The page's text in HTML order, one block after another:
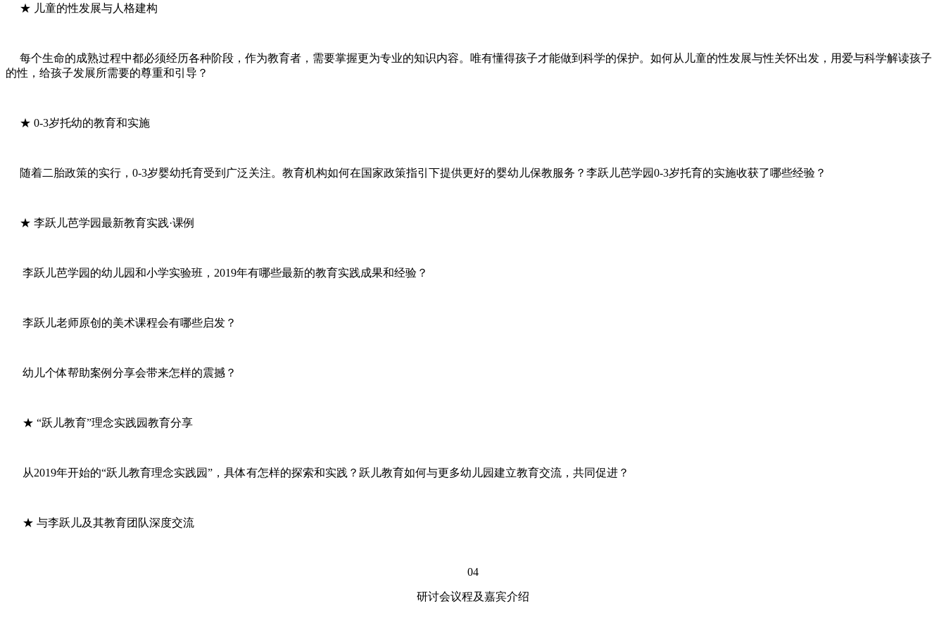
★ 儿童的性发展与人格建构
每个生命的成熟过程中都必须经历各种阶段，作为教育者，需要掌握更为专业的知识内容。唯有懂得孩子才能做到科学的保护。如何从儿童的性发展与性关怀出发，用爱与科学解读孩子
的性，给孩子发展所需要的尊重和引导？
★ 0-3岁托幼的教育和实施
随着二胎政策的实行，0-3岁婴幼托育受到广泛关注。教育机构如何在国家政策指引下提供更好的婴幼儿保教服务？李跃儿芭学园0-3岁托育的实施收获了哪些经验？
★ 李跃儿芭学园最新教育实践·课例
李跃儿芭学园的幼儿园和小学实验班，2019年有哪些最新的教育实践成果和经验？
李跃儿老师原创的美术课程会有哪些启发？
幼儿个体帮助案例分享会带来怎样的震撼？
★ “跃儿教育”理念实践园教育分享
从2019年开始的“跃儿教育理念实践园”，具体有怎样的探索和实践？跃儿教育如何与更多幼儿园建立教育交流，共同促进？
★ 与李跃儿及其教育团队深度交流
04
研讨会议程及嘉宾介绍